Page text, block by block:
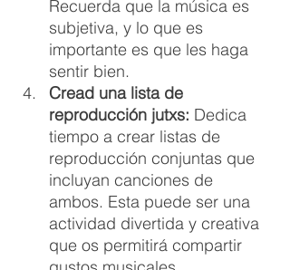
Recuerda que la música es
subjetiva, y lo que es
importante es que les haga
sentir bien.
Cread una lista de
reproducción jutxs: Dedica
tiempo a crear listas de
reproducción conjuntas que
incluyan canciones de
ambos. Esta puede ser una
actividad divertida y creativa
que os permitirá compartir